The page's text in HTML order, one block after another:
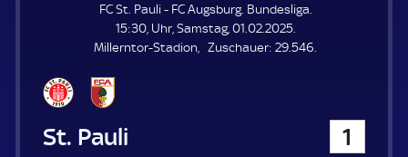
E
L
E
N
FC St. Pauli - FC Augsburg. Bundesliga.
15:30, Uhr, Samstag, 01.02.2025.
Millerntor-Stadion
Zuschauer: Z
29.546.
FC St. Pauli 1